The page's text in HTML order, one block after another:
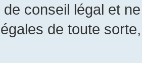
de conseil légal et
de toute